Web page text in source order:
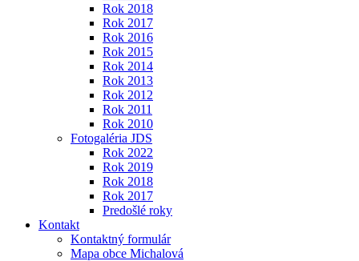
Rok 2018
Rok 2017
Rok 2016
Rok 2015
Rok 2014
Rok 2013
Rok 2012
Rok 2011
Rok 2010
Fotogaléria JDS
Rok 2022
Rok 2019
Rok 2018
Rok 2017
Predošlé roky
Kontakt
Kontaktný formulár
Mapa obce Michalová